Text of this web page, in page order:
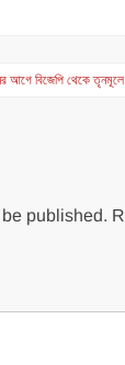
আগে বিজেপি থেকে
published.